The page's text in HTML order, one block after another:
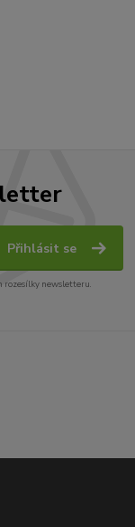
Přihlásit se
rozesílky newsletteru.